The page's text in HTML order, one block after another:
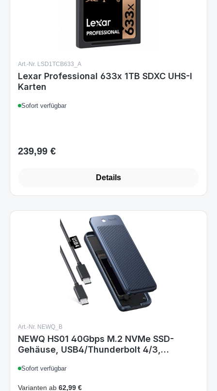
Art.-Nr. LSD1TCB633_A
Lexar Professional 633x 1TB SDXC UHS-I
Karten
Sofort verfügbar
Regulärer Preis:
239,99 €
Details
Art.-Nr. NEWQ_B
NEWQ HS01 40Gbps M.2 NVMe SSD-
Gehäuse, USB4/Thunderbolt 4/3,
Aluminium-Kühlkörper, Blau, für Mac Mini
Sofort verfügbar
Varianten ab 62,99 €